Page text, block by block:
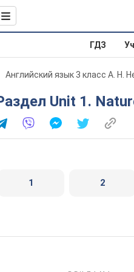
ГДЗ
Английский язык 3 класс А. Н.
Раздел Unit 1.
1 2